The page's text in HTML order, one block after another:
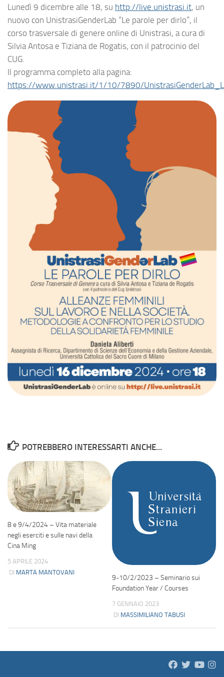
Lunedì 9 dicembre alle 18, su http://live.unistrasi.it, un
nuovo con UnistrasiGenderLab “Le parole per dirlo”, il
corso trasversale di genere online di Unistrasi, a cura di
Silvia Antosa e Tiziana de Rogatis, con il patrocinio del
CUG.
Il programma completo alla pagina:
https://www.unistrasi.it/1/10/7890/
POTREBBERO INTERESSARTI ANCHE...
8 e 9/4/2024 – Vita materiale
negli eserciti e sulle navi della
Cina Ming
5 APRILE 2024
DI MARTA MANTOVANI
9-10/2/2023 – Seminario sui
Foundation Year / Courses
7 GENNAIO 2023
DI MASSIMILIANO TABUSI